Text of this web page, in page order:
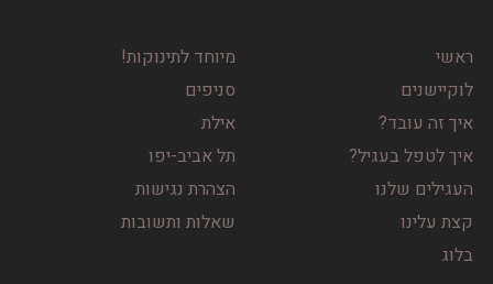
ראשי
לוקיישנים
איך זה עובד?
איך לטפל בעגיל?
העגילים שלנו
קצת עלינו
בלוג
מיוחד לתינוקות!
סניפים
אילת
תל אביב-יפו
הצהרת נגישות
שאלות ותשובות